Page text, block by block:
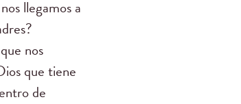
llegamos a
nos
que tiene
de